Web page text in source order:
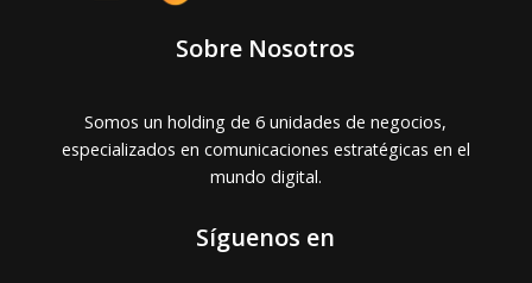
Sobre Nosotros
Somos un holding de 6 unidades de negocios,
especializados en comunicaciones estratégicas en el
mundo digital.
Síguenos en